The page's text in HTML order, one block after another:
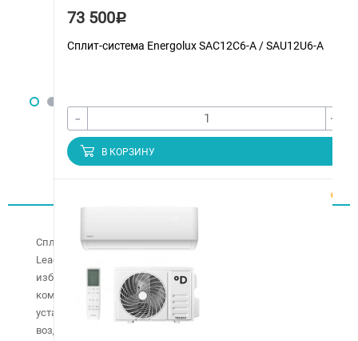
73 500Р
Сплит-система Energolux SAС12С6-A / SAU12U6-A
- +
В КОРЗИНУ
Сплит-система Haier AS12TL3HRA/1U12MR4ERA серии
Leader инверторного типа поможет пользователю
избежать излишних расходов при поддержании
комфортного климата. Более того, прибор не только
установит и поможет поддерживать нужную температуру
воздуха, но и очистит воздух от любых химических и